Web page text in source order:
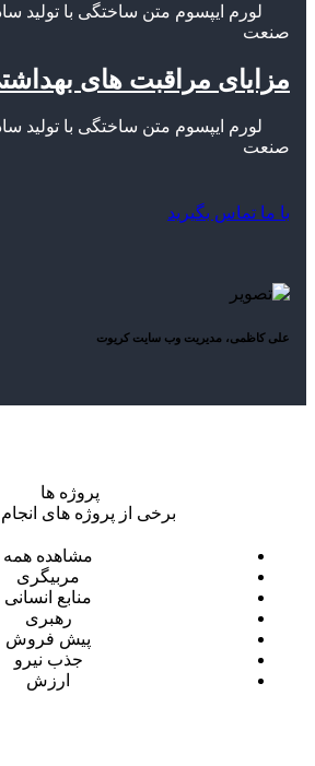
لورم ایپسوم متن ساختگی با تولید
صنعت
مزایای مراقبت های
لورم ایپسوم متن ساختگی با تولید
صنعت
با ما تماس بگیرید
علی کاظمی، مدیریت وب سایت کریوت
پروژه ها
برخی از پروژه های
مشاهده همه
مربیگری
منابع انسانی
رهبری
پیش فروش
جذب نیرو
ارزش